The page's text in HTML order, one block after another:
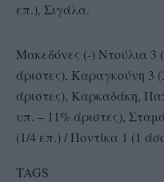
επ.), Σιγάλα.
Μακεδόνες (-) Ντούλια 3
άριστες), Καραγκούνη 3
άριστες), Καρκαδάκη,
υπ. – 11% άριστες),
(1/4 επ.) / Ποντίκα 1 (1
TAGS